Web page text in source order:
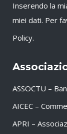
Inserendo la
miei dati. Per
Policy.
ASSOCTU –
AICEC –
APRI –